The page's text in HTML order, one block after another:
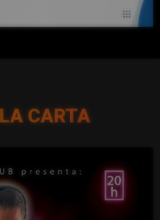
CARTA